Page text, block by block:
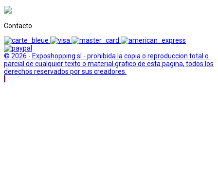
Contacto
© 2026 - Exposhopping sl - prohibida la copia o reproduccion total o
parcial de cualquier texto o material grafico de esta pagina, todos los
derechos reservados por sus creadores.